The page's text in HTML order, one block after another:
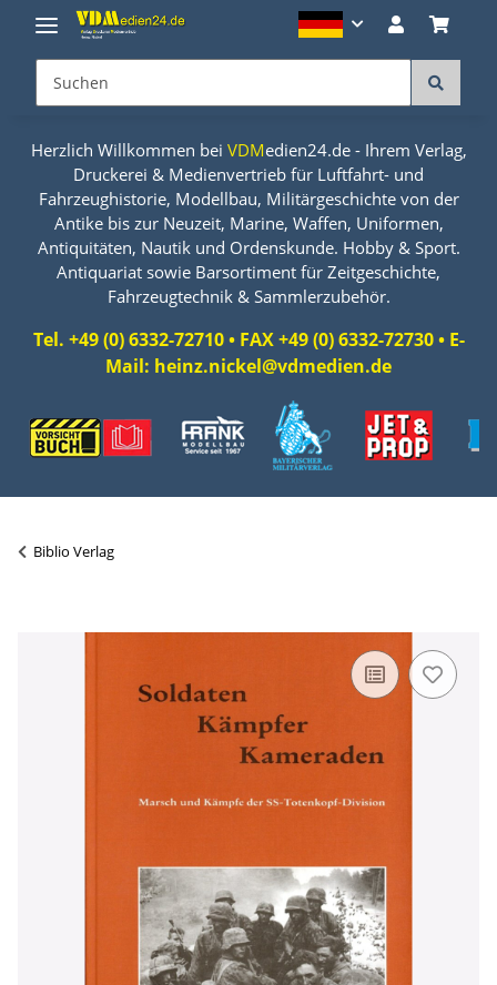
Herzlich Willkommen bei VDMedien24.de - Ihrem Verlag,
Druckerei & Medienvertrieb für Luftfahrt- und
Fahrzeughistorie, Modellbau, Militärgeschichte von der
Antike bis zur Neuzeit, Marine, Waffen, Uniformen,
Antiquitäten, Nautik und Ordenskunde. Hobby & Sport.
Antiquariat sowie Barsortiment für Zeitgeschichte,
Fahrzeugtechnik & Sammlerzubehör.
Tel. +49 (0) 6332-72710 • FAX +49 (0) 6332-72730 • E-
Mail: heinz.nickel@vdmedien.de
Biblio Verlag